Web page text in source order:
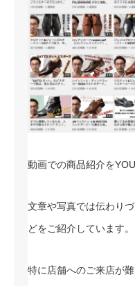
動画での商品紹介を
文章や写真では伝わり
どをご紹介しています。
特に店舗へのご来店が